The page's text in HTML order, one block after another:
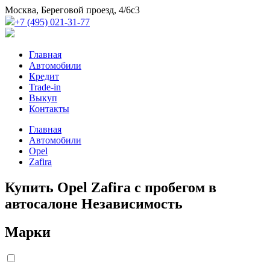
Москва, Береговой проезд, 4/6с3
+7 (495) 021-31-77
Главная
Автомобили
Кредит
Trade-in
Выкуп
Контакты
Главная
Автомобили
Opel
Zafira
Купить Opel Zafira с пробегом в
автосалоне Независимость
Марки